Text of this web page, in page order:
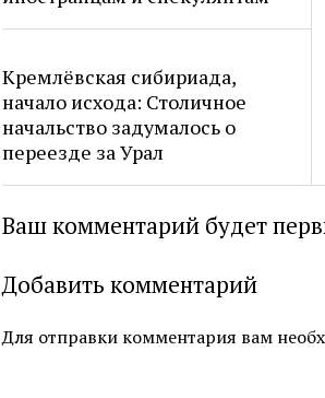
Кремлёвская сибириада,
начало исхода: Столичное
начальство задумалось о
переезде за Урал
Ваш комментарий будет
Добавить комментарий
Для отправки комментария вам